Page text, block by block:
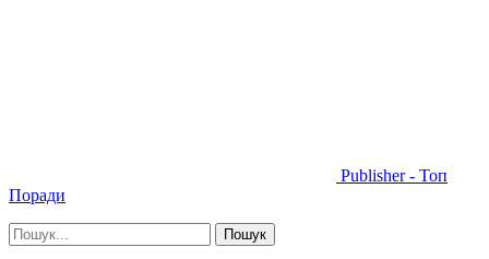
Publisher - Топ
Поради